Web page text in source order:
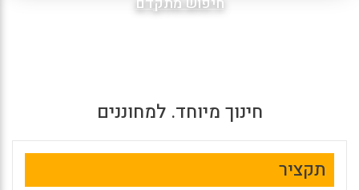
חינוך מיוחד. למחוננים
תקציר